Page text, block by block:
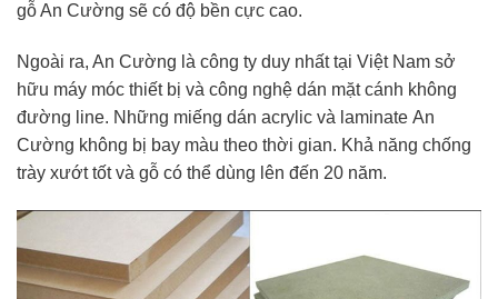
gỗ An Cường sẽ có độ bền cực cao.
Ngoài ra, An Cường là công ty duy nhất tại Việt Nam sở
hữu máy móc thiết bị và công nghệ dán mặt cánh không
đường line. Những miếng dán acrylic và laminate An
Cường không bị bay màu theo thời gian. Khả năng chống
trày xướt tốt và gỗ có thể dùng lên đến 20 năm.